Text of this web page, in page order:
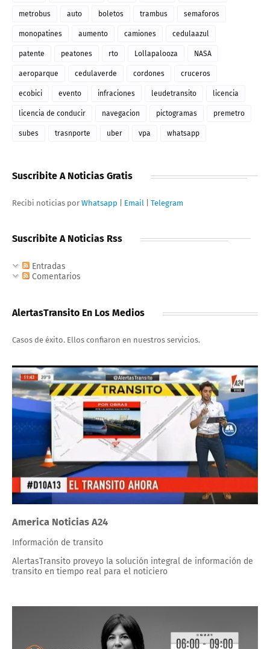
metrobus auto boletos trambus semaforos
monopatines aumento camiones cedulaazul
patente peatones rto Lollapalooza NASA
aeroparque cedulaverde cordones cruceros
ecobici evento infraciones leudetransito licencia
licencia de conducir navegacion pictogramas premetro
subes trasnporte uber vpa whatsapp
Suscribite A Noticias Gratis
Recibi noticias por Whatsapp Email Telegram
Suscribite A Noticias Rss
Entradas
Comentarios
AlertasTransito En Los Medios
Casos de éxito. Ellos confiaron en nuestros servicios.
America Noticias A24
Información de transito
AlertasTransito proveyo la solución integral de información de
transito en tiempo real para el noticiero